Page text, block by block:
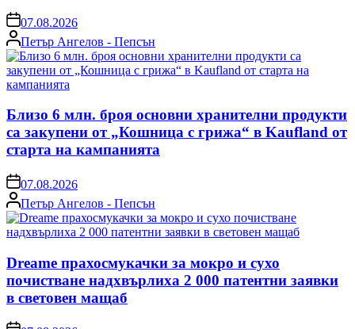
on07.08.2026
Posted
by
Петър Ангелов - Пепсън
Близо 6 млн. броя основни хранителни продукти
са закупени от „Кошница с грижа“ в Kaufland от
старта на кампанията
on07.08.2026
Posted
by
Петър Ангелов - Пепсън
Dreame прахосмукачки за мокро и сухо
почистване надхвърлиха 2 000 патентни заявки
в световен мащаб